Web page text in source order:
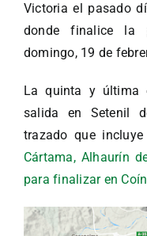
Victoria el pasado
donde finalice la
domingo, 19 de
La quinta y última
salida en Setenil
trazado que
Cártama, Alhaurín
para finalizar en Coín